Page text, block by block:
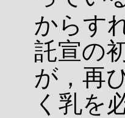
からす
託宣の
が，再
く乳を